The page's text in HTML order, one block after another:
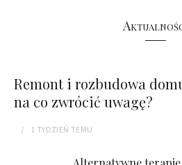
Remont i rozbudowa
na co zwrócić uwagę?
1 TYDZIEŃ TEMU